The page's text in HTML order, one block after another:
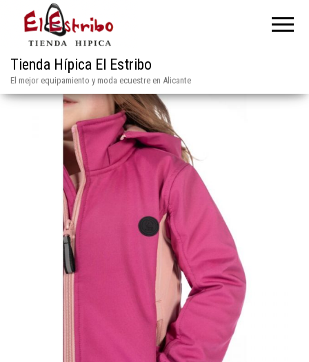
Tienda Hípica El Estribo
El mejor equipamiento y moda ecuestre en Alicante